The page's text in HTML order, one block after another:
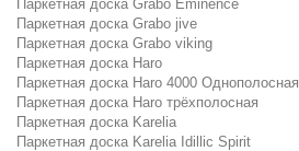
Паркетная доска Grabo Eminence
Паркетная доска Grabo jive
Паркетная доска Grabo viking
Паркетная доска Haro
Паркетная доска Haro 4000 Однополосная
Паркетная доска Haro трёхполосная
Паркетная доска Karelia
Паркетная доска Karelia Idillic Spirit